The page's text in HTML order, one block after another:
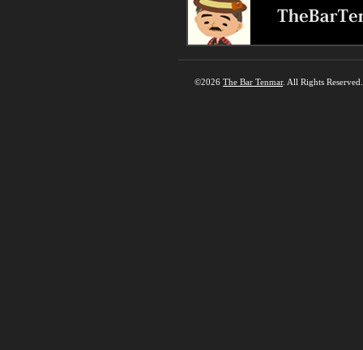
©2026 The Bar Tenmar. All Rights Reserved.